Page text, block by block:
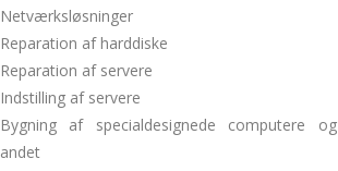
Netværksløsninger
Reparation af harddiske
Reparation af servere
Indstilling af servere
Bygning af specialdesignede computere og
andet